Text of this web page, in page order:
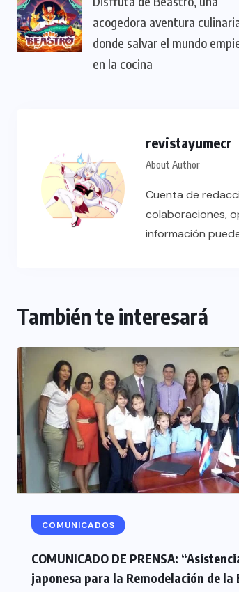
acogedora aventura
donde salvar el mundo
en la cocina
revistayumecr
About Author
Cuenta de
colaboraciones,
información
También te interesará
COMUNICADOS
COMUNICADO DE PRENSA:
japonesa para la Remodelación de la